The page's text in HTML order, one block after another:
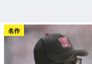
名作